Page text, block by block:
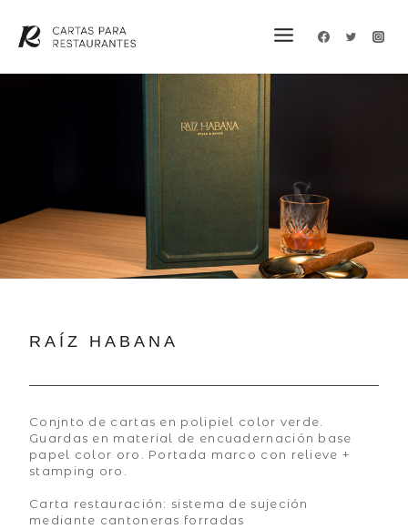
RAÍZ HABANA
Conjnto de cartas en polipiel color verde.
Guardas en material de encuadernación base
papel color oro. Portada marco con relieve +
stamping oro.
Carta restauración: sistema de sujeción
mediante cantoneras forradas